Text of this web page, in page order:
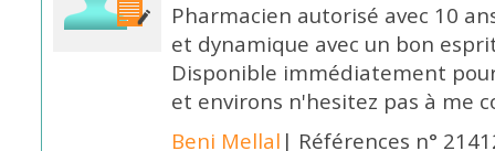
Pharmacien autorisé avec 10
et dynamique avec un bon
Disponible immédiatement
et environs n'hesitez pas à me
Beni Mellal | Références n°